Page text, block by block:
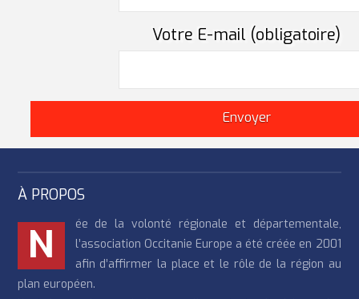
Votre E-mail (obligatoire)
À PROPOS
N
ée de la volonté régionale et départementale,
l’association Occitanie Europe a été créée en 2001
afin d’affirmer la place et le rôle de la région au
plan européen.